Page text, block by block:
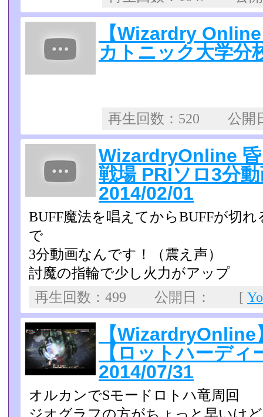
【Wizardry
カトニック大学
再生回数：520 公
WizardryOnline
戦場 PRIソロ3分
2014/02/01
BUFF魔法を唱えてからBUFFが切
で
3分動画なんです！（震え声）
討魔の指輪で少し火力がアップ
再生回数：499 公開日： [
【
【ロットハーデ
2014/07/31
オルカンでSモードロトハ竜周回